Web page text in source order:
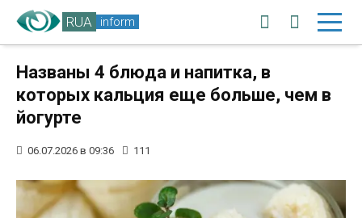
RUA inform
Названы 4 блюда и напитка, в
которых кальция еще больше, чем в
йогурте
06.07.2026 в 09:36 111